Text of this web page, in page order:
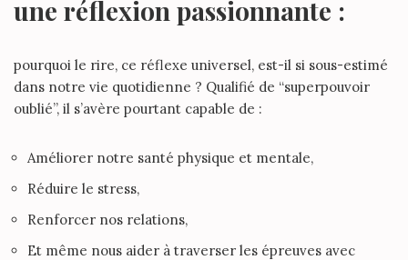
une réflexion passionnante :
pourquoi le rire, ce réflexe universel, est-il si sous-estimé
dans notre vie quotidienne ? Qualifié de “superpouvoir
oublié”, il s’avère pourtant capable de :
Améliorer notre santé physique et mentale,
Réduire le stress,
Renforcer nos relations,
Et même nous aider à traverser les épreuves avec